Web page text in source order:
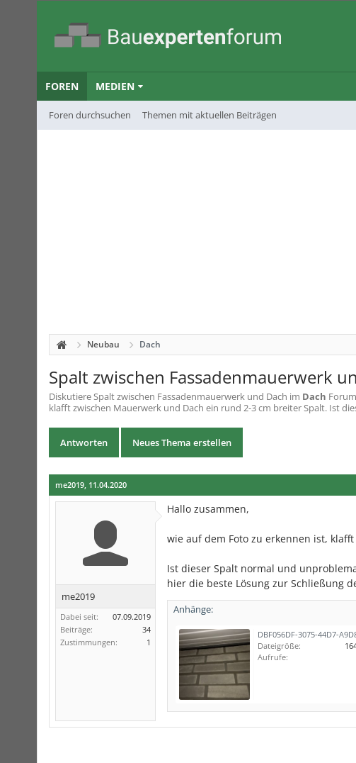
FOREN
Foren durchsuchen Themen mit aktuellen Beiträgen
MEDIEN
Neubau Dach
Spalt zwischen Fassadenmauerwerk
DiskutiereSpalt zwischen Fassadenmauerwerk und Dach im Dach
klafft zwischen Mauerwerk und Dach ein rund 2-3 cm breiter Spalt. Ist
Antworten Neues Thema erstellen
me2019, 11.04.2020
me2019
Dabei seit:
07.09.2019
Beiträge:
34
Zustimmungen:
1
Hallo zusammen,
wie auf dem Foto zu erkennen ist,
Ist dieser Spalt normal und
hier die beste Lösung zur Schließung
Anhänge:
Dateigröße:
Aufrufe: